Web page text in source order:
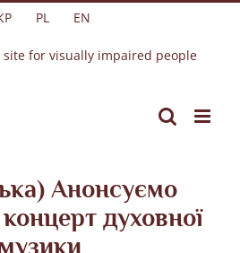
PL EN
for visually impaired people
Анонсуємо
духовної
музики